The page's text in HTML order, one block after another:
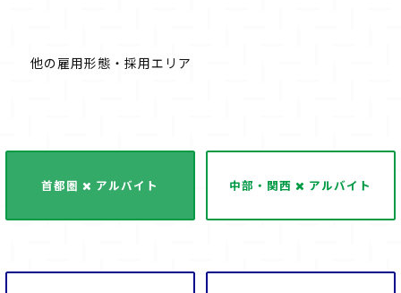
他の雇用形態・採用エリア
首都圏 アルバイト 中部・関西 アルバイト